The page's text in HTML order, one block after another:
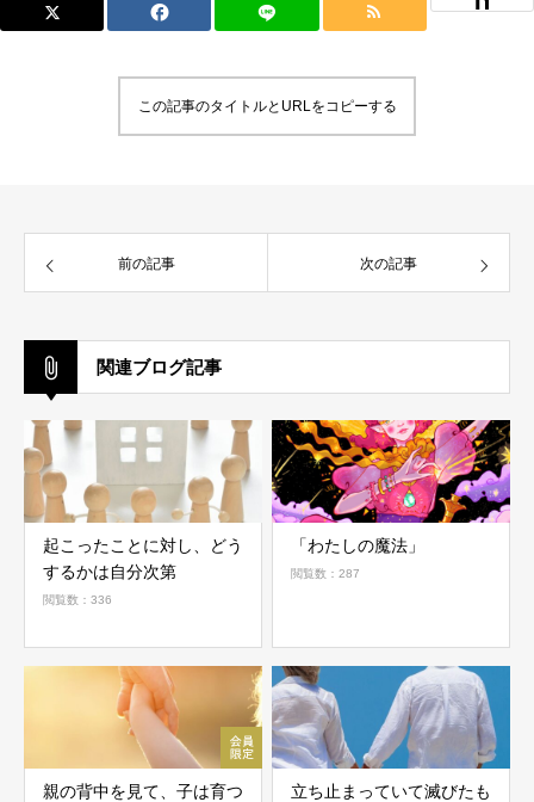
この記事のタイトルとURLをコピーする
前の記事 次の記事
関連ブログ記事
起こったことに対し、どう
するかは自分次第
閲覧数：336
「わたしの魔法」
閲覧数：287
親の背中を見て、子は育つ
立ち止まっていて滅びたも